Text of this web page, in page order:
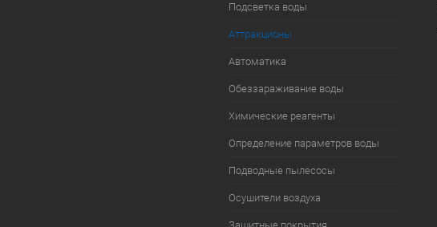
Подсветка воды
Аттракционы
Автоматика
Обеззараживание воды
Химические реагенты
Определение параметров воды
Подводные пылесосы
Осушители воздуха